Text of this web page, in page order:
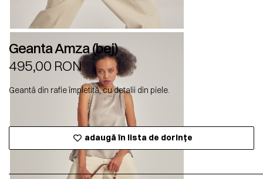
Geanta Amza (bej)
495,00 RON
Geantă din rafie împletită, cu detalii din piele.
adaugă în lista de dorințe